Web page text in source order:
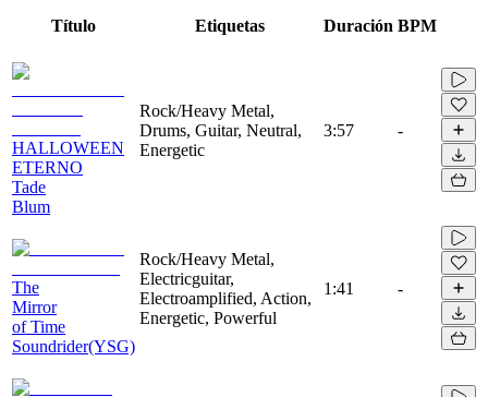
Título Etiquetas Duración BPM
HALLOWEEN
ETERNO
Tade
Blum
Rock/Heavy Metal,
Drums, Guitar, Neutral,
Energetic
3:57 -
The
Mirror
of Time
Soundrider(YSG)
Rock/Heavy Metal,
Electricguitar,
Electroamplified, Action,
Energetic, Powerful
1:41 -